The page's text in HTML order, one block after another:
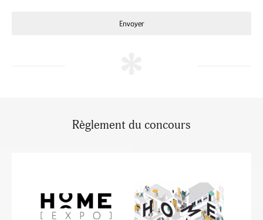
Envoyer
Règlement du concours